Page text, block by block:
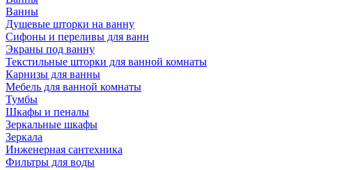
Ванны
Душевые шторки на ванну
Сифоны и переливы для ванн
Экраны под ванну
Текстильные шторки для ванной комнаты
Карнизы для ванны
Мебель для ванной комнаты
Тумбы
Шкафы и пеналы
Зеркальные шкафы
Зеркала
Инженерная сантехника
Фильтры для воды